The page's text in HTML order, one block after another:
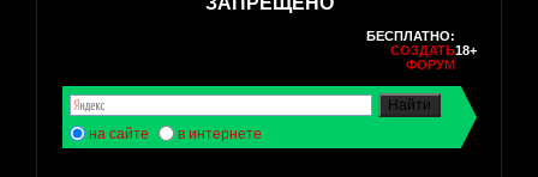
БЕСПЛАТНО:
СОЗДАТЬ
ФОРУМ
18+
на сайте в интернете